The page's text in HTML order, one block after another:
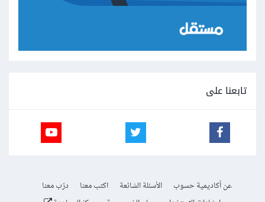
تابعنا على
عن أكاديمية حسوب الأسئلة الشائعة اكتب معنا
درّب معنا